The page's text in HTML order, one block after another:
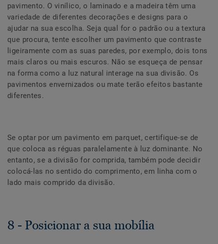
pavimento. O vinílico, o laminado e a madeira têm uma
variedade de diferentes decorações e designs para o
ajudar na sua escolha. Seja qual for o padrão ou a textura
que procura, tente escolher um pavimento que contraste
ligeiramente com as suas paredes, por exemplo, dois tons
mais claros ou mais escuros. Não se esqueça de pensar
na forma como a luz natural interage na sua divisão. Os
pavimentos envernizados ou mate terão efeitos bastante
diferentes.
Se optar por um pavimento em parquet, certifique-se de
que coloca as réguas paralelamente à luz dominante. No
entanto, se a divisão for comprida, também pode decidir
colocá-las no sentido do comprimento, em linha com o
lado mais comprido da divisão.
8 - Posicionar a sua mobília